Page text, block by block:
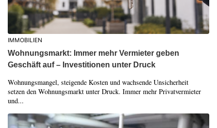
IMMOBILIEN
Wohnungsmarkt: Immer mehr Vermieter geben
Geschäft auf – Investitionen unter Druck
Wohnungsmangel, steigende Kosten und wachsende Unsicherheit
setzen den Wohnungsmarkt unter Druck. Immer mehr Privatvermieter
und...